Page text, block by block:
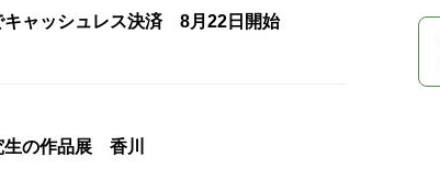
ャッシュレス決済 8月22日開始
の作品展 香川